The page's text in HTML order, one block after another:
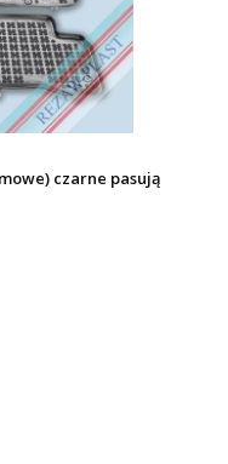
czarne pasują